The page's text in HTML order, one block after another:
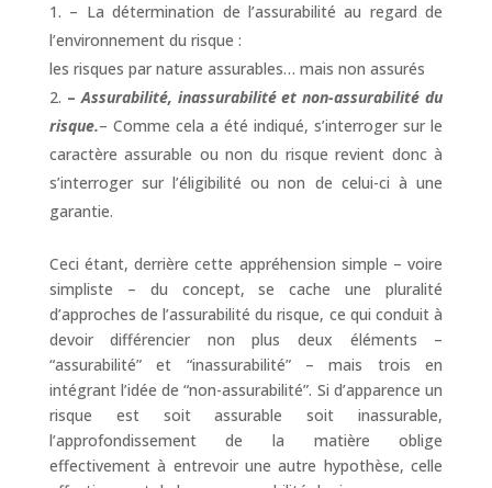
– La détermination de l’assurabilité au regard de
l’environnement du risque :
les risques par nature assurables… mais non assurés
–Assurabilité, inassurabilité et non-assura­bilité du
risque.– Comme cela a été indiqué, s’interroger sur le
caractère assurable ou non du risque revient donc à
s’interroger sur l’éligibilité ou non de celui-ci à une
garantie.
Ceci étant, derrière cette appréhension simple – voire
simpliste – du concept, se cache une pluralité
d’approches de l’assurabilité du risque, ce qui conduit à
devoir différencier non plus deux éléments –
“assurabilité” et “inassurabilité” – mais trois en
intégrant l’idée de “non-assurabilité”. Si d’apparence un
risque est soit assurable soit inassurable,
l’approfondissement de la matière oblige
effectivement à entrevoir une autre hypothèse, celle